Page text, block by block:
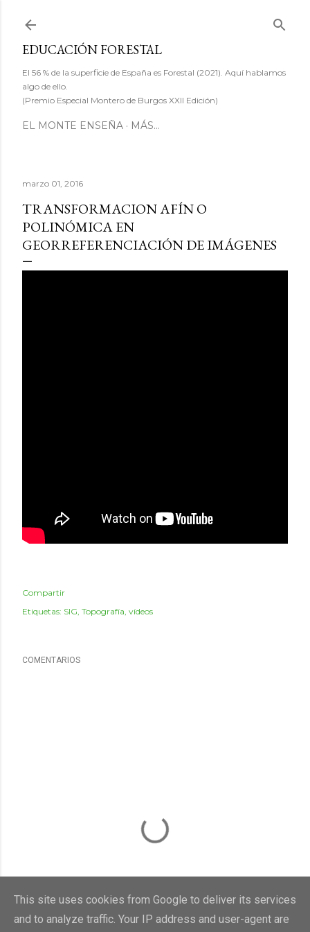
EDUCACIÓN FORESTAL
El 56 % de la superficie de España es Forestal (2021). Aquí hablamos
algo de ello.
(Premio Especial Montero de Burgos XXII Edición)
EL MONTE ENSEÑA MÁS…
marzo 01, 2016
TRANSFORMACION AFÍN O
POLINÓMICA EN
GEORREFERENCIACIÓN DE IMÁGENES
Compartir
Etiquetas: SIG Topografía vídeos
COMENTARIOS
This site uses cookies from Google to deliver its services
and to analyze traffic. Your IP address and user-agent are